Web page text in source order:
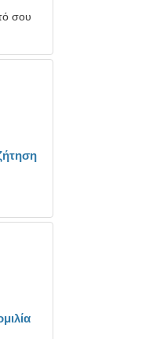
σου